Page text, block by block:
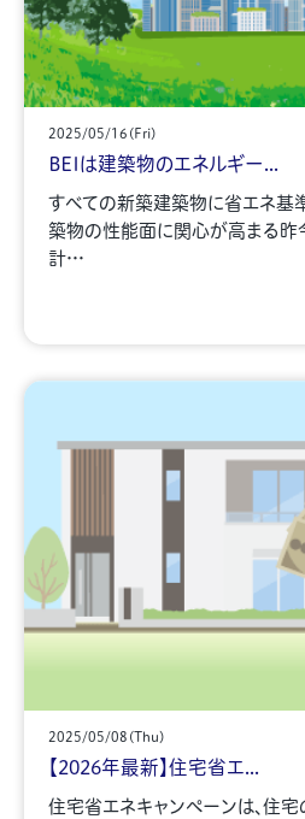
2025/05/16(Fri)
BEIは建築物のエネルギー...
すべての新築建築物に省エネ基
築物の性能面に関心が高まる昨
計…
2025/05/08(Thu)
【2026年最新】住宅省エ...
住宅省エネキャンペーンは、住